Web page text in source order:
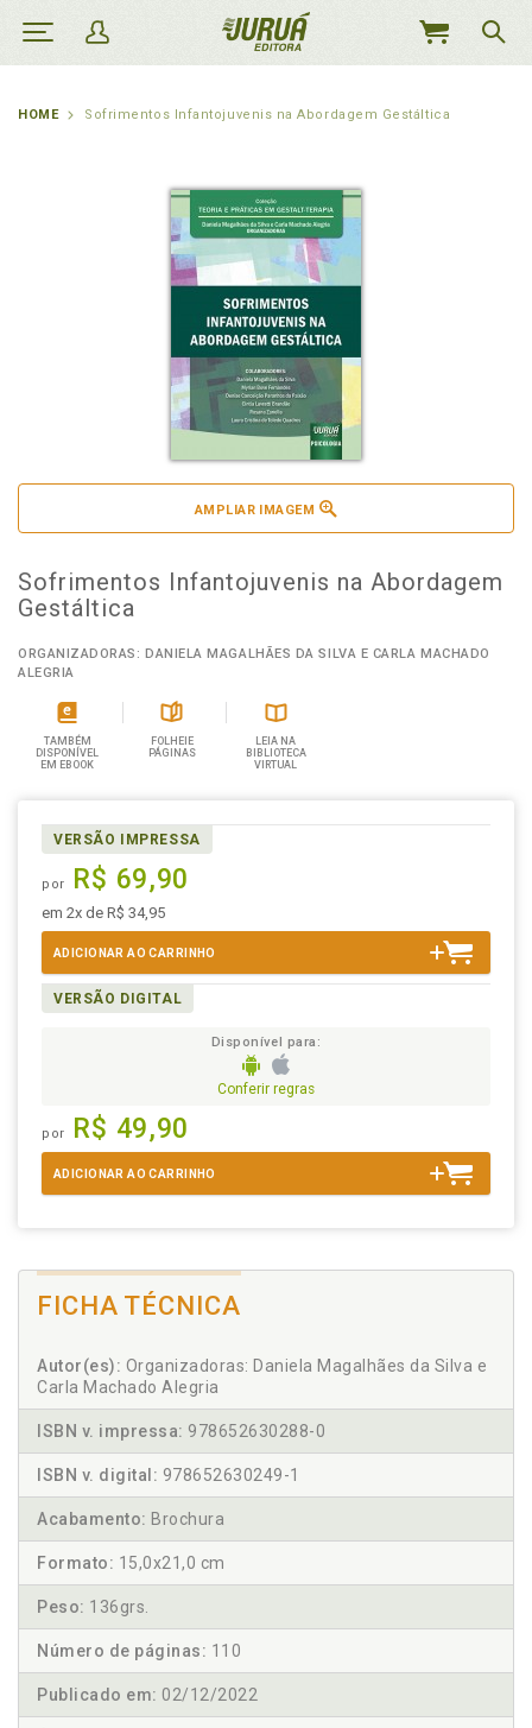
MEU
HOME Sofrimentos Infantojuvenis na Abordagem Gestáltica
AMPLIAR IMAGEM
Sofrimentos Infantojuvenis na Abordagem
Gestáltica
ORGANIZADORAS: DANIELA MAGALHÃES DA SILVA E CARLA MACHADO
ALEGRIA
TAMBÉM
DISPONÍVEL
EM EBOOK
FOLHEIE
PÁGINAS
LEIA NA
BIBLIOTECA
VIRTUAL
VERSÃO IMPRESSA
por R$ 69,90
em 2x de R$ 34,95
ADICIONAR AO CARRINHO
VERSÃO DIGITAL
Disponível para:
Conferir regras
por R$ 49,90
ADICIONAR AO CARRINHO
FICHA TÉCNICA
Autor(es): Organizadoras: Daniela Magalhães da Silva e
Carla Machado Alegria
ISBN v. impressa: 978652630288-0
ISBN v. digital: 978652630249-1
Acabamento: Brochura
Formato: 15,0x21,0 cm
Peso: 136grs.
Número de páginas: 110
Publicado em: 02/12/2022